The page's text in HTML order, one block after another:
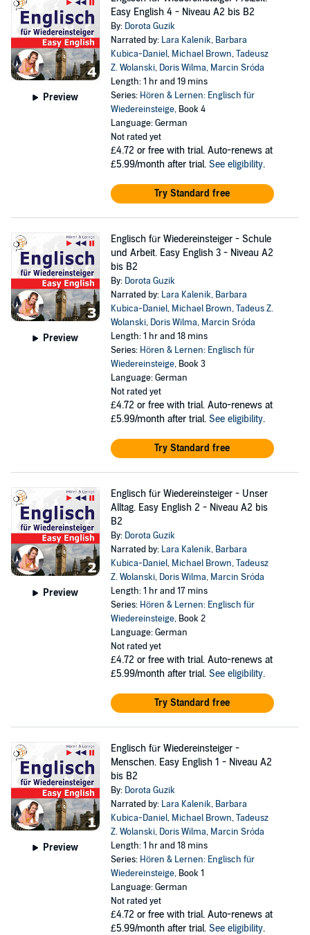
Preview
Easy English 4 - Niveau A2 bis B2
By: Dorota Guzik
Narrated by: Lara Kalenik, Barbara
Kubica-Daniel, Michael Brown,Tadeusz
Z. Wolanski, Doris Wilma, Marcin Sróda
Length: 1 hr and 19 mins
Series: Hören & Lernen: Englisch für
Wiedereinsteige, Book 4
Language: German
Not rated yet
£4.72 or free with trial. Auto-renews at
£5.99/month after trial. See eligibility.
Try Standard free
Preview
Englisch für Wiedereinsteiger - Schule
und Arbeit. Easy English 3 - Niveau A2
bis B2
By: Dorota Guzik
Narrated by: Lara Kalenik, Barbara
Kubica-Daniel, Michael Brown,Tadeus Z.
Wolanski, Doris Wilma, Marcin Sróda
Length: 1 hr and 18 mins
Series: Hören & Lernen: Englisch für
Wiedereinsteige, Book 3
Language: German
Not rated yet
£4.72 or free with trial. Auto-renews at
£5.99/month after trial. See eligibility.
Try Standard free
Preview
Englisch für Wiedereinsteiger - Unser
Alltag. Easy English 2 - Niveau A2 bis
B2
By: Dorota Guzik
Narrated by: Lara Kalenik, Barbara
Kubica-Daniel, Michael Brown,Tadeusz
Z. Wolanski, Doris Wilma, Marcin Sróda
Length: 1 hr and 17 mins
Series: Hören & Lernen: Englisch für
Wiedereinsteige, Book 2
Language: German
Not rated yet
£4.72 or free with trial. Auto-renews at
£5.99/month after trial. See eligibility.
Try Standard free
Preview
Englisch für Wiedereinsteiger -
Menschen. Easy English 1 - Niveau A2
bis B2
By: Dorota Guzik
Narrated by: Lara Kalenik, Barbara
Kubica-Daniel, Michael Brown,Tadeusz
Z. Wolanski, Doris Wilma, Marcin Sróda
Length: 1 hr and 18 mins
Series: Hören & Lernen: Englisch für
Wiedereinsteige, Book 1
Language: German
Not rated yet
£4.72 or free with trial. Auto-renews at
£5.99/month after trial. See eligibility.